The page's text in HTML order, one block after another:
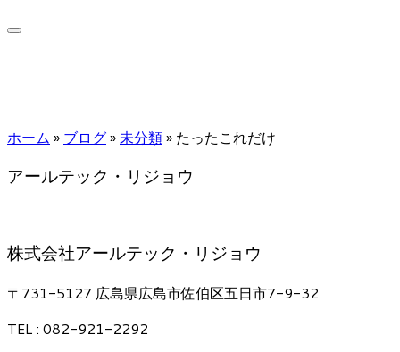
ホーム » ブログ»未分類» たったこれだけ
アールテック・リジョウ
株式会社アールテック・リジョウ
〒731-5127 広島県広島市佐伯区五日市7-9-32
TEL : 082-921-2292